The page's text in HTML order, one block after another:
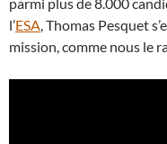
l’ESA , Thomas Pesquet
mission, comme nous le